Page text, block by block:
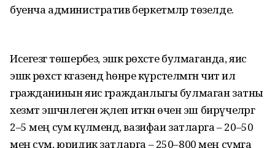
буенча административ беркетмәләр төзелде.
Исегезгә төшерәбез, эшкә рөхсәте булмаганда, яисә
эшкә рөхсәт кәгазендә һөнәре күрсәтелмәгән чит ил
гражданинын яисә гражданлыгы булмаган затны
хезмәт эшчәнлегенә җәлеп иткән өчен эш бирүчеләргә
2–5 мең сум күләмендә, вазифаи затларга – 20–50
мең сум, юридик затларга – 250–800 мең сумга